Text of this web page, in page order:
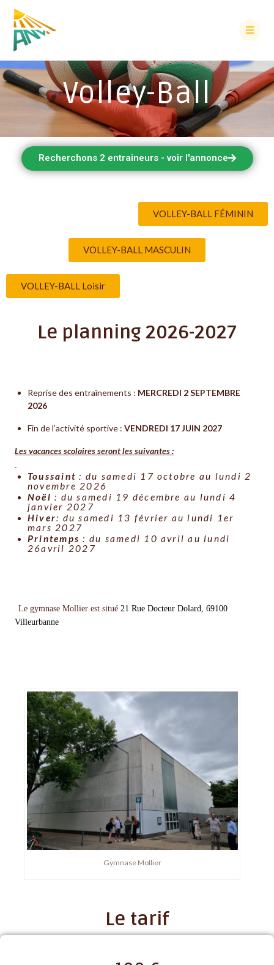
Volley-Ball
Recherchons 2 entraineurs - voir l'annonce
VOLLEY-BALL FÉMININ
VOLLEY-BALL MASCULIN
VOLLEY-BALL Loisir
Le planning 2026-2027
Reprise des entraînements : MERCREDI 2 SEPTEMBRE
2026
Fin de l’activité sportive : VENDREDI 17 JUIN 2027
Les vacances scolaires seront les suivantes :
Toussaint: du samedi 17 octobre au lundi 2
novembre 2026
Noël : du samedi 19 décembre au lundi 4
janvier 2027
Hiver: du samedi 13 février au lundi 1er
mars 2027
Printemps : du samedi 10 avril au lundi
26avril 2027
Le gymnase Mollier est situé 21 Rue Docteur Dolard, 69100
Villeurbanne
Gymnase Mollier
Le tarif